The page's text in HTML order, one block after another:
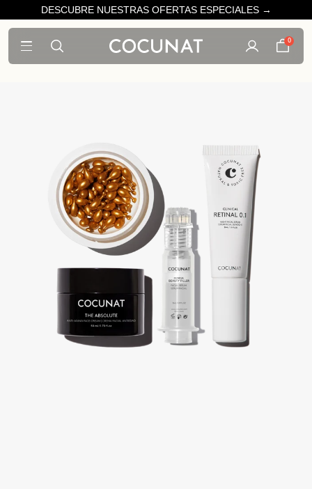
DESCUBRE NUESTRAS OFERTAS ESPECIALES →
0